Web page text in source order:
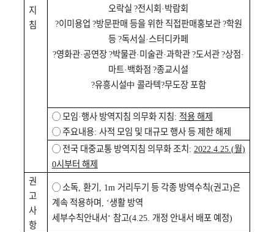
지
침
오락실?전시회·박람회
?이미용업 ?방문판매 등을 위한 직접판매홍보관?학원
등?독서실·스터디카페
?영화관·공연장?박물관·미술관·과학관?도서관?상점·
마트·백화점?종교시설
?유흥시설中콜라텍?무도장 포함
◯모임·행사 방역지침 의무화 지침: 적용 해제
◯주요내용: 사적 모임 및 대규모 행사 등 제한 해제
◯전국 대중교통 방역지침 의무화 조치: 2022.4.25.(월)
0시부터 해제
권
고
사
항
◯소독, 환기 , 1m 거리두기 등 각종 방역수칙(권고)은
계속 적용하며 , ‘생활 방역
세부수칙안내서‘ 참고(4.25. 개정 안내서 배포 예정)